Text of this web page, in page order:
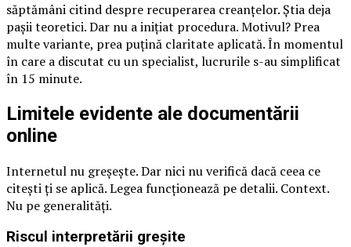
săptămâni citind despre recuperarea creanțelor. Știa deja
pașii teoretici. Dar nu a inițiat procedura. Motivul? Prea
multe variante, prea puțină claritate aplicată. În momentul
în care a discutat cu un specialist, lucrurile s-au simplificat
în 15 minute.
Limitele evidente ale documentării
online
Internetul nu greșește. Dar nici nu verifică dacă ceea ce
citești ți se aplică. Legea funcționează pe detalii. Context.
Nu pe generalități.
Riscul interpretării greșite